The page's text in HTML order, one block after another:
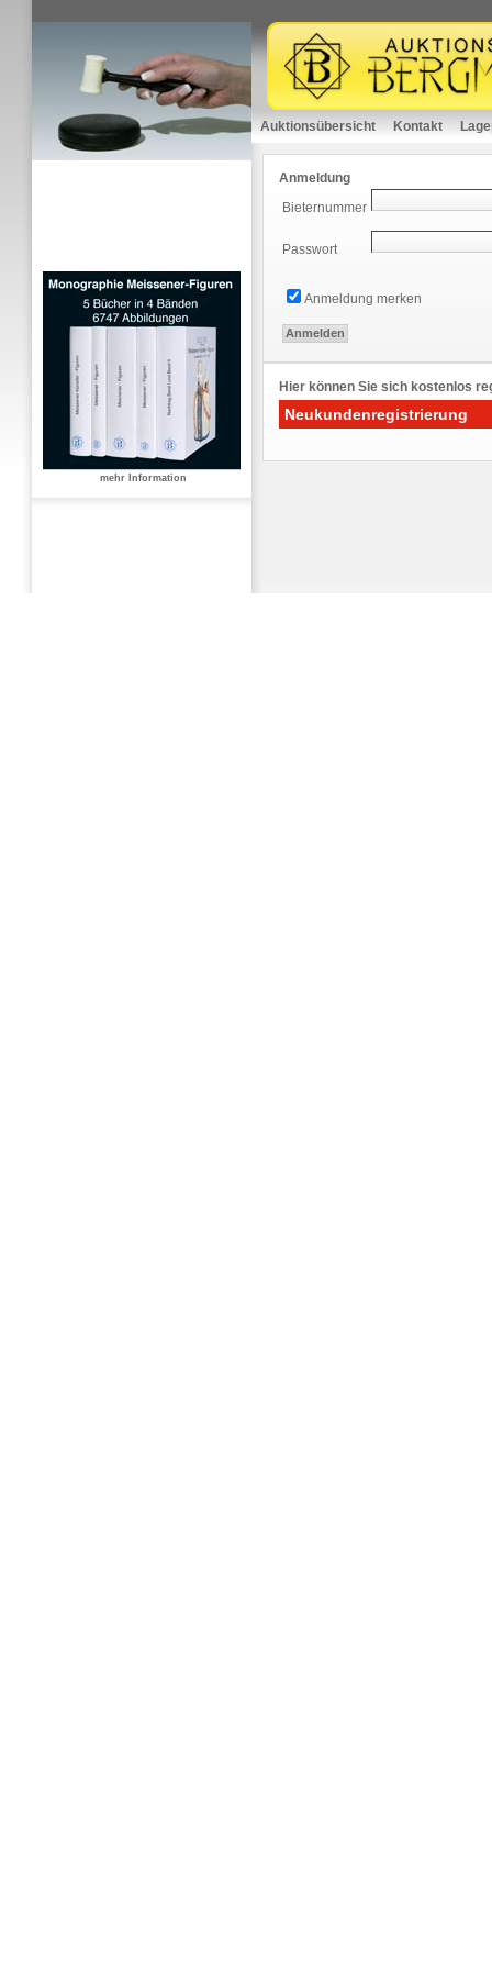
mehr Information
Auktionsübersicht Kontakt
Anmeldung
Bieternummer
Passwort
Anmeldung merken
Hier können Sie sich kostenlos
Neukundenregistrierung